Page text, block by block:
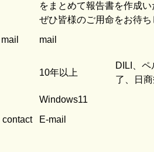
をまとめて報告書を作成
ぜひ皆様のご用命をお待ち
mail
mail
10年以上
DILI、
了、日
Windows11
contact
E-mail